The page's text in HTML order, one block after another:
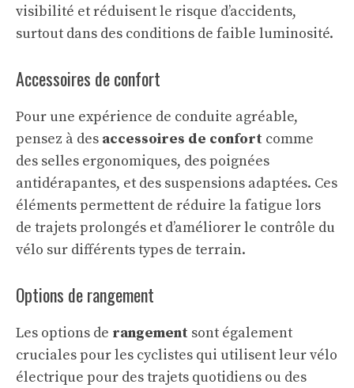
visibilité et réduisent le risque d’accidents,
surtout dans des conditions de faible luminosité.
Accessoires de confort
Pour une expérience de conduite agréable,
pensez à des accessoires de confort comme
des selles ergonomiques, des poignées
antidérapantes, et des suspensions adaptées. Ces
éléments permettent de réduire la fatigue lors
de trajets prolongés et d’améliorer le contrôle du
vélo sur différents types de terrain.
Options de rangement
Les options de rangement sont également
cruciales pour les cyclistes qui utilisent leur vélo
électrique pour des trajets quotidiens ou des